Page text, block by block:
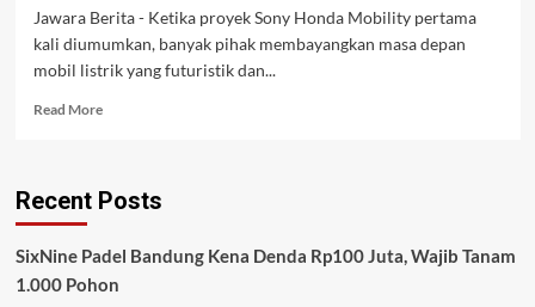
Jawara Berita - Ketika proyek Sony Honda Mobility pertama
kali diumumkan, banyak pihak membayangkan masa depan
mobil listrik yang futuristik dan...
Read MoreRead
Honda
Melaju:
Ambisi
Recent Posts
SixNine Padel Bandung Kena Denda Rp100 Juta, Wajib Tanam
1.000 Pohon